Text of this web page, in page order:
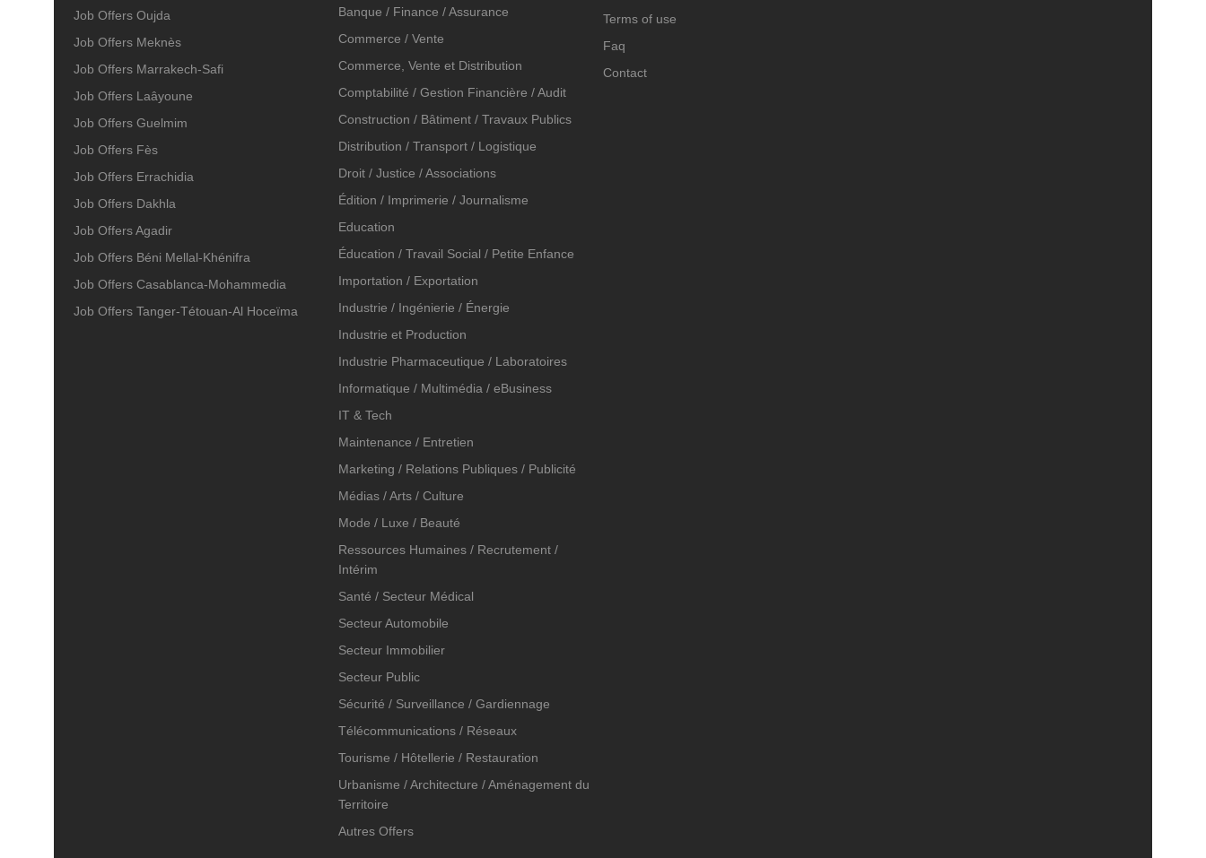
Job Offers Oujda
Job Offers Meknès
Job Offers Marrakech-Safi
Job Offers Laâyoune
Job Offers Guelmim
Job Offers Fès
Job Offers Errachidia
Job Offers Dakhla
Job Offers Agadir
Job Offers Béni Mellal-Khénifra
Job Offers Casablanca-Mohammedia
Job Offers Tanger-Tétouan-Al Hoceïma
Banque / Finance / Assurance
Commerce / Vente
Commerce, Vente et Distribution
Comptabilité / Gestion Financière / Audit
Construction / Bâtiment / Travaux Publics
Distribution / Transport / Logistique
Droit / Justice / Associations
Édition / Imprimerie / Journalisme
Education
Éducation / Travail Social / Petite Enfance
Importation / Exportation
Industrie / Ingénierie / Énergie
Industrie et Production
Industrie Pharmaceutique / Laboratoires
Informatique / Multimédia / eBusiness
IT & Tech
Maintenance / Entretien
Marketing / Relations Publiques / Publicité
Médias / Arts / Culture
Mode / Luxe / Beauté
Ressources Humaines / Recrutement /
Intérim
Santé / Secteur Médical
Secteur Automobile
Secteur Immobilier
Secteur Public
Sécurité / Surveillance / Gardiennage
Télécommunications / Réseaux
Tourisme / Hôtellerie / Restauration
Urbanisme / Architecture / Aménagement du
Territoire
Autres Offers
Terms of use
Faq
Contact